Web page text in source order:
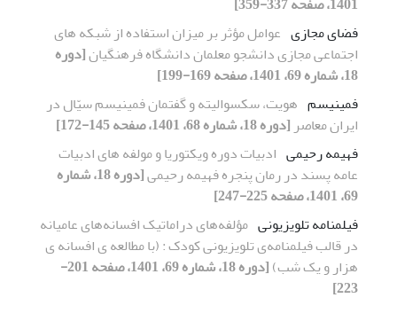
فضای مجازی عوامل مؤثر بر میزان استفاده از شبکه های
اجتماعی مجازی دانشجو معلمان دانشگاه فرهنگیان[دوره
18، شماره 69، 1401، صفحه 169-199]
فمینیسم هویت، سکسوالیته و گفتمان فمینیسم سیّال در
ایران معاصر [دوره 18، شماره 68، 1401، صفحه 145-172]
فهیمه رحیمی ادبیات دوره ویکتوریا و مولفه های ادبیات
عامه پسند در رمان پنجره فهیمه رحیمی
[دوره 18، شماره
69، 1401، صفحه 225-247]
فیلمنامه تلویزیونی مؤلفه‌های دراماتیک افسانه‌های عامیانه
در قالب فیلمنامه‌ی تلویزیونی کودک : (با مطالعه ی افسانه ی
هزار و یک شب)
[دوره 18، شماره 69، 1401، صفحه 201-
223]